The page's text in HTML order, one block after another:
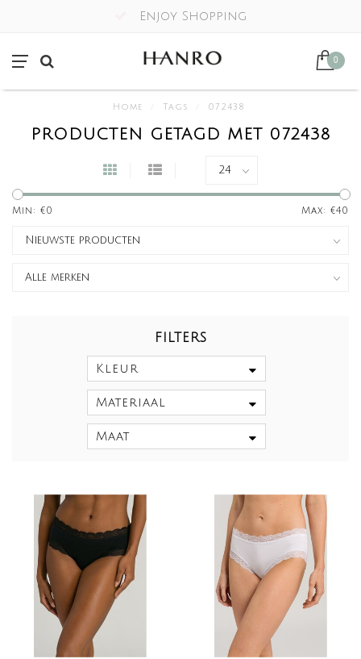
Enjoy Shopping
0
Home Tags 072438
PRODUCTEN GETAGD MET 072438
Min: €0 Max: €40
FILTERS
Kleur
Materiaal
Maat